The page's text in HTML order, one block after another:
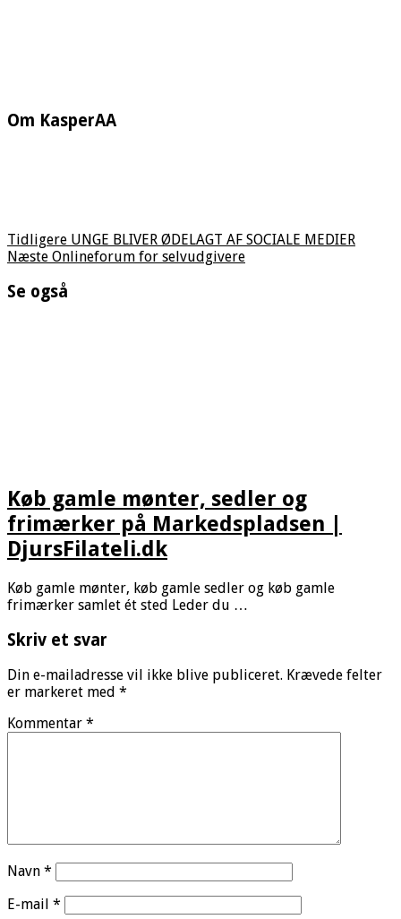
Om KasperAA
Tidligere UNGE BLIVER ØDELAGT AF SOCIALE MEDIER
Næste Onlineforum for selvudgivere
Se også
Køb gamle mønter, sedler og
frimærker på Markedspladsen |
DjursFilateli.dk
Køb gamle mønter, køb gamle sedler og køb gamle
frimærker samlet ét sted Leder du …
Skriv et svar
Din e-mailadresse vil ikke blive publiceret. Krævede felter
er markeret med *
Kommentar *
Navn *
E-mail *